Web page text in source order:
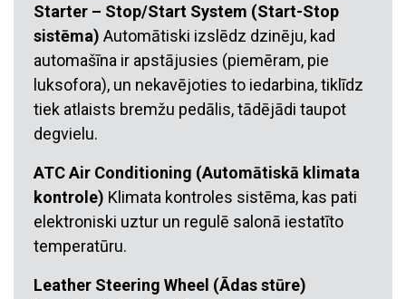
Starter – Stop/Start System (Start-Stop
sistēma) Automātiski izslēdz dzinēju, kad
automašīna ir apstājusies (piemēram, pie
luksofora), un nekavējoties to iedarbina, tiklīdz
tiek atlaists bremžu pedālis, tādējādi taupot
degvielu.
ATC Air Conditioning (Automātiskā klimata
kontrole) Klimata kontroles sistēma, kas pati
elektroniski uztur un regulē salonā iestatīto
temperatūru.
Leather Steering Wheel (Ādas stūre)